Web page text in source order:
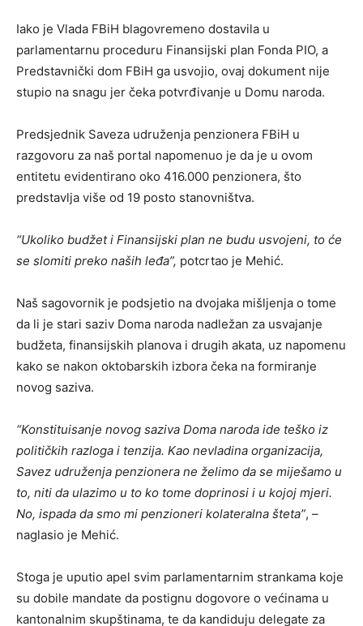
Iako je Vlada FBiH blagovremeno dostavila u
parlamentarnu proceduru Finansijski plan Fonda PIO, a
Predstavnički dom FBiH ga usvojio, ovaj dokument nije
stupio na snagu jer čeka potvrđivanje u Domu naroda.
Predsjednik Saveza udruženja penzionera FBiH u
razgovoru za naš portal napomenuo je da je u ovom
entitetu evidentirano oko 416.000 penzionera, što
predstavlja više od 19 posto stanovništva.
“Ukoliko budžet i Finansijski plan ne budu usvojeni, to će
se slomiti preko naših leđa”, potcrtao je Mehić.
Naš sagovornik je podsjetio na dvojaka mišljenja o tome
da li je stari saziv Doma naroda nadležan za usvajanje
budžeta, finansijskih planova i drugih akata, uz napomenu
kako se nakon oktobarskih izbora čeka na formiranje
novog saziva.
“Konstituisanje novog saziva Doma naroda ide teško iz
političkih razloga i tenzija. Kao nevladina organizacija,
Savez udruženja penzionera ne želimo da se miješamo u
to, niti da ulazimo u to ko tome doprinosi i u kojoj mjeri.
No, ispada da smo mi penzioneri kolateralna šteta”, –
naglasio je Mehić.
Stoga je uputio apel svim parlamentarnim strankama koje
su dobile mandate da postignu dogovore o većinama u
kantonalnim skupštinama, te da kandiduju delegate za